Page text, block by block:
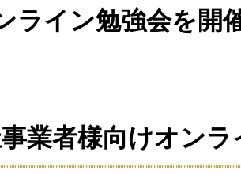
ライン勉強会を開
業者様向けオン